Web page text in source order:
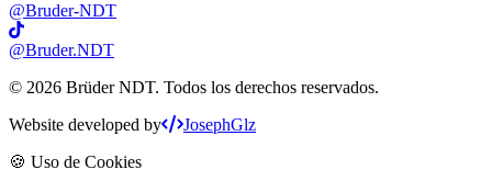
@Bruder-NDT
@Bruder.NDT
© 2026 Brüder NDT. Todos los derechos reservados.
Website developed by
JosephGlz
🍪 Uso de Cookies